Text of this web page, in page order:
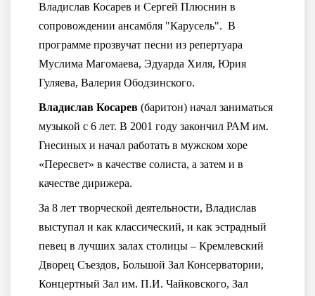
Владислав Косарев и Сергей Плюснин в
сопровождении ансамбля "Карусель". В
программе прозвучат песни из репертуара
Муслима Магомаева, Эдуарда Хиля, Юрия
Гуляева, Валерия Ободзинского.
Владислав Косарев (баритон) начал заниматься
музыкой с 6 лет. В 2001 году закончил РАМ им.
Гнесиных и начал работать в мужском хоре
«Пересвет» в качестве солиста, а затем и в
качестве дирижера.
За 8 лет творческой деятельности, Владислав
выступал и как классический, и как эстрадный
певец в лучших залах столицы – Кремлевский
Дворец Съездов, Большой Зал Консерватории,
Концертный Зал им. П.И. Чайковского, Зал